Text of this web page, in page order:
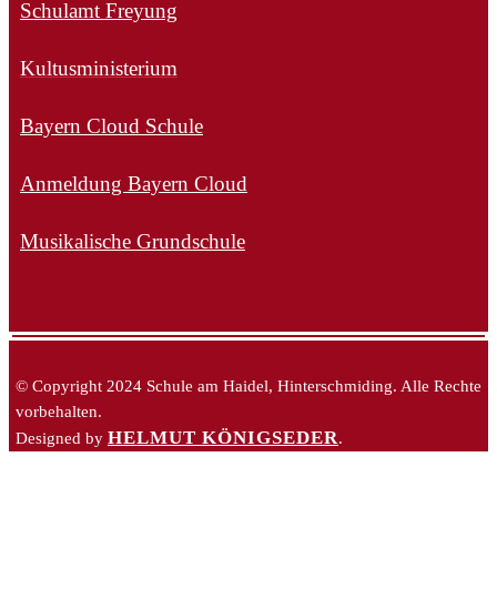
Schulamt Freyung
Kultusministerium
Bayern Cloud Schule
Anmeldung Bayern Cloud
Musikalische Grundschule
© Copyright 2024 Schule am Haidel, Hinterschmiding. Alle Rechte
vorbehalten.
Designed by HELMUT KÖNIGSEDER.